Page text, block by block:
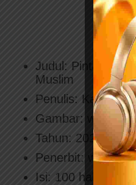
Judul: Pintar
Muslim
Penulis: Kak
Gambar:
Tahun: 2021
Penerbit:
Isi: 100 halaman